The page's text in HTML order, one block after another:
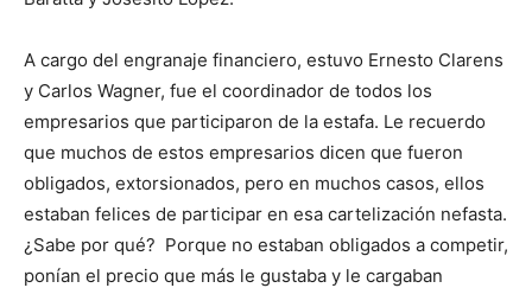
A cargo del engranaje financiero, estuvo Ernesto Clarens
y Carlos Wagner, fue el coordinador de todos los
empresarios que participaron de la estafa. Le recuerdo
que muchos de estos empresarios dicen que fueron
obligados, extorsionados, pero en muchos casos, ellos
estaban felices de participar en esa cartelización nefasta.
¿Sabe por qué? Porque no estaban obligados a competir,
ponían el precio que más le gustaba y le cargaban